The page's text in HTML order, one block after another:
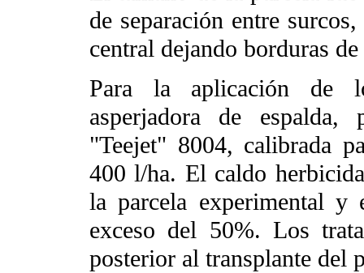
de separación entre
central dejando borduras
Para la aplicación de
asperjadora de
"Teejet" 8004, calibrada
400 l/ha. El caldo
la parcela experimental y
exceso del 50%. Los
posterior al transplante del